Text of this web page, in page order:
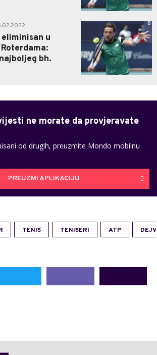
u
bh.
0
ne morate da provjeravate
od drugih, preuzmite Mondo mobilnu
PREUZMI APLIKACIJU
TENIS TENISERI ATP